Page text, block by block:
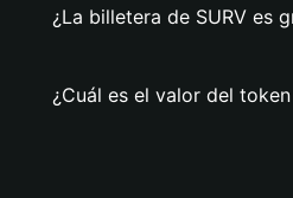
¿La billetera de SURV es
¿Cuál es el valor del token